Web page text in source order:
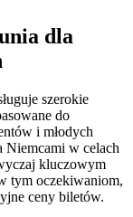
dla
szerokie
do
i młodych
Niemcami w celach
kluczowym
tym oczekiwaniom,
ceny biletów.